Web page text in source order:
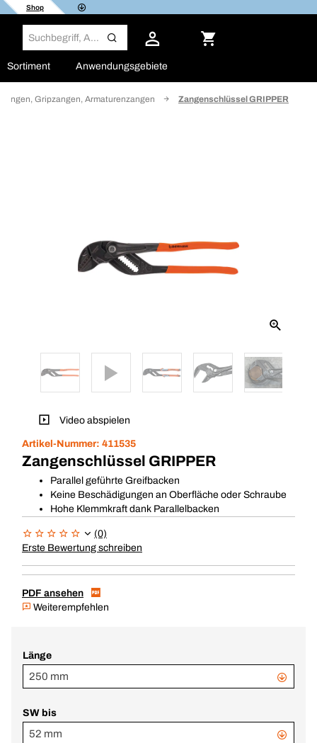
Shop
Sortiment Anwendungsgebiete
Gripzangen, Armaturenzangen Zangenschlüssel GRIPPER
Video abspielen
Artikel-Nummer: 411535
Zangenschlüssel GRIPPER
Parallel geführte Greifbacken
Keine Beschädigungen an Oberfläche oder Schraube
Hohe Klemmkraft dank Parallelbacken
(0)
Erste Bewertung schreiben
PDF ansehen
Weiterempfehlen
Länge
250 mm
SW bis
52 mm